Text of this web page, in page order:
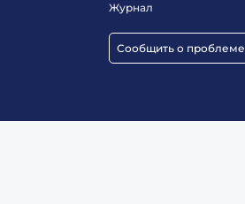
Журнал
Сообщить о проблеме